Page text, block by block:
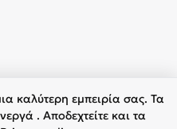
καλύτερη εμπειρία σας. Τα
. Αποδεχτείτε και τα